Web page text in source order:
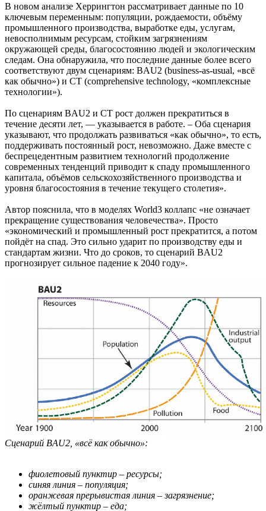
В новом анализе Херрингтон рассматривает данные по 10
ключевым переменным: популяции, рождаемости, объёму
промышленного производства, выработке еды, услугам,
невосполнимым ресурсам, стойким загрязнениям
окружающей среды, благосостоянию людей и экологическим
следам. Она обнаружила, что последние данные более всего
соответствуют двум сценариям: BAU2 (business-as-usual, «всё
как обычно») и CT (comprehensive technology, «комплексные
технологии»).
По сценариям BAU2 и CT рост должен прекратиться в
течение десяти лет, — указывается в работе. – Оба сценария
указывают, что продолжать развиваться «как обычно», то есть,
поддерживать постоянный рост, невозможно. Даже вместе с
беспрецедентным развитием технологий продолжение
современных тенденций приводит к спаду промышленного
капитала, объёмов сельскохозяйственного производства и
уровня благосостояния в течение текущего столетия».
Автор пояснила, что в моделях World3 коллапс «не означает
прекращение существования человечества». Просто
«экономический и промышленный рост прекратится, а потом
пойдёт на спад. Это сильно ударит по производству еды и
стандартам жизни. Что до сроков, то сценарий BAU2
прогнозирует сильное падение к 2040 году».
Сценарий BAU2, «всё как обычно»:
фиолетовый пунктир – ресурсы;
синяя линия – популяция;
оранжевая прерывистая линия – загрязнение;
жёлтый пунктир – еда;